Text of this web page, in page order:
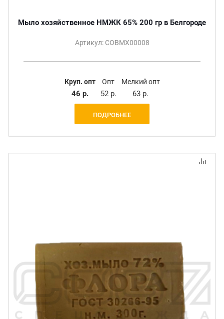
Мыло хозяйственное НМЖК 65% 200 гр в Белгороде
Артикул: СОВМХ00008
Круп. опт
46 р.
Опт
52 р.
Мелкий опт
63 р.
ПОДРОБНЕЕ